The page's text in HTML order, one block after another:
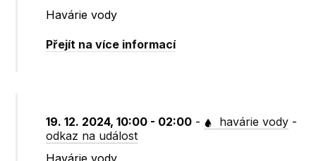
Havárie vody
Přejít na více informací
19. 12. 2024, 10:00 - 02:00 - havárie vody -
odkaz na událost
Havárie vody